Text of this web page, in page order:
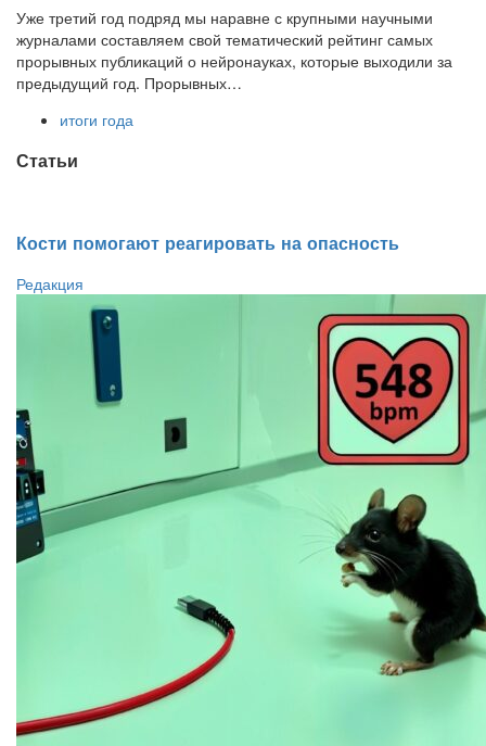
Уже третий год подряд мы наравне с крупными научными
журналами составляем свой тематический рейтинг самых
прорывных публикаций о нейронауках, которые выходили за
предыдущий год. Прорывных…
итоги года
Статьи
Кости помогают реагировать на опасность
Редакция